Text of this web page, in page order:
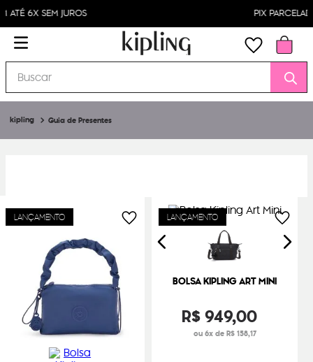
Buscar
Guia de Presentes
LANÇAMENTO LANÇAMENTO
BOLSA KIPLING ART MINI
R$949,00
ou 6x de R$ 158,17